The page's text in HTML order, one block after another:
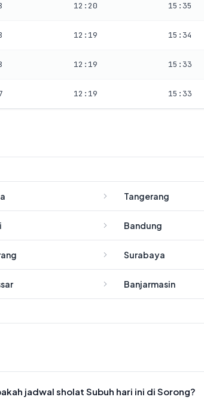
12:20 15:35
12:19 15:34
12:19 15:33
12:19 15:33
Tangerang
Bandung
Surabaya
Banjarmasin
jadwal sholat Subuh hari ini di Sorong?